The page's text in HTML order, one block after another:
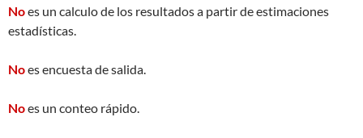
Noes un calculo de los resultados a partir de estimaciones
estadísticas.
Noes encuesta de salida.
Noes un conteo rápido.